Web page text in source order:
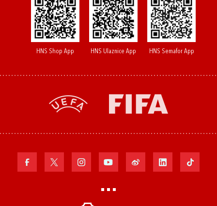
HNS Shop App HNS Ulaznice App HNS Semafor App